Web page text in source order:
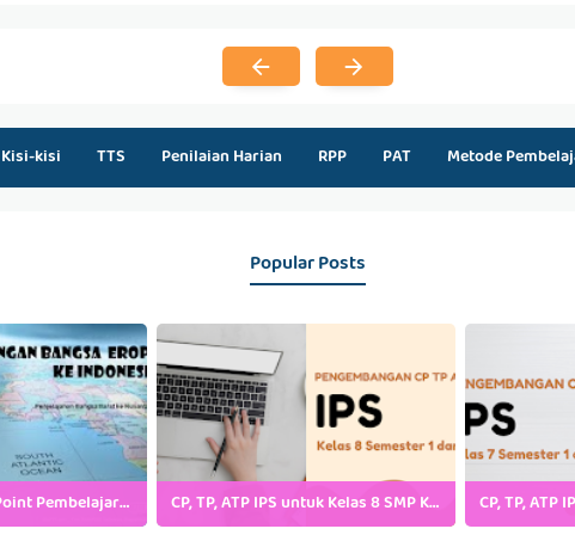
Kisi-kisi TTS Penilaian Harian RPP PAT Metode
Popular Posts
Kumpulan Power Point Pembelajaran IPS SMP Kelas 7, 8 dan 9 CP, TP, ATP IPS untuk Kelas 8 SMP Kurikulum Merdeka